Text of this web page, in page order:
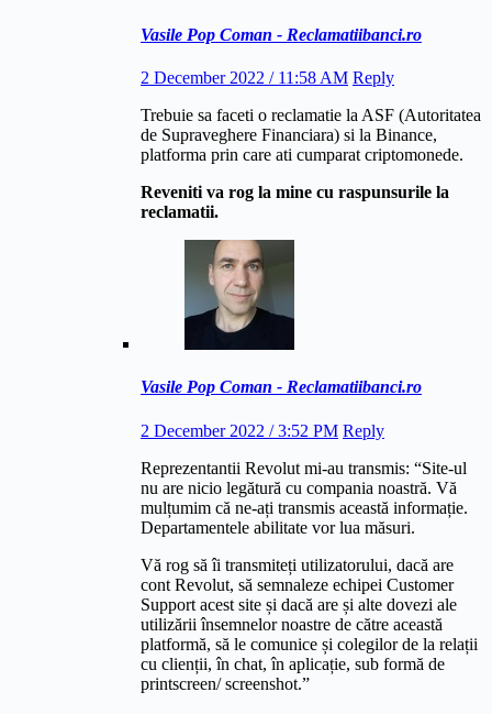
Vasile Pop Coman - Reclamatiibanci.ro
2 December 2022 / 11:58 AM Reply
Trebuie sa faceti o reclamatie la ASF (Autoritatea
de Supraveghere Financiara) si la Binance,
platforma prin care ati cumparat criptomonede.
Reveniti va rog la mine cu raspunsurile la
reclamatii.
Vasile Pop Coman - Reclamatiibanci.ro
2 December 2022 / 3:52 PM Reply
Reprezentantii Revolut mi-au transmis: “Site-ul
nu are nicio legătură cu compania noastră. Vă
mulțumim că ne-ați transmis această informație.
Departamentele abilitate vor lua măsuri.
Vă rog să îi transmiteți utilizatorului, dacă are
cont Revolut, să semnaleze echipei Customer
Support acest site și dacă are și alte dovezi ale
utilizării însemnelor noastre de către această
platformă, să le comunice și colegilor de la relații
cu clienții, în chat, în aplicație, sub formă de
printscreen/ screenshot.”